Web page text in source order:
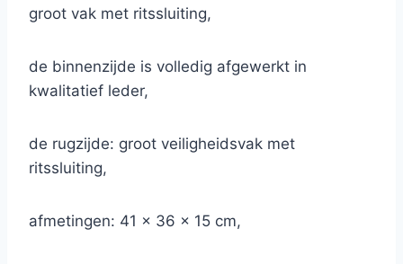
groot vak met ritssluiting,
de binnenzijde is volledig afgewerkt in
kwalitatief leder,
de rugzijde: groot veiligheidsvak met
ritssluiting,
afmetingen: 41 x 36 x 15 cm,